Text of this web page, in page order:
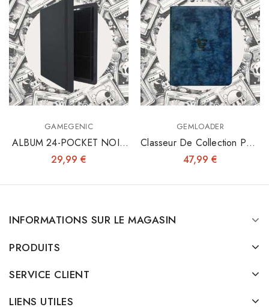
GAMEGENIC
ALBUM 24-POCKET NOIR
- Fermeture Élastique
29,99 €
GEMLOADER
Classeur De Collection Pour
Toploaders 3"x4"
47,99 €
INFORMATIONS SUR LE MAGASIN
PRODUITS
SERVICE CLIENT
LIENS UTILES